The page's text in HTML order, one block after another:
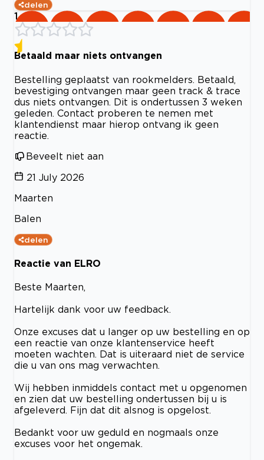
delen
1
Betaald maar niets ontvangen
Bestelling geplaatst van rookmelders. Betaald,
bevestiging ontvangen maar geen track & trace
dus niets ontvangen. Dit is ondertussen 3 weken
geleden. Contact proberen te nemen met
klantendienst maar hierop ontvang ik geen
reactie.
Beveelt niet aan
21 July 2026
Maarten
Balen
delen
Reactie van ELRO
Beste Maarten,
Hartelijk dank voor uw feedback.
Onze excuses dat u langer op uw bestelling en op
een reactie van onze klantenservice heeft
moeten wachten. Dat is uiteraard niet de service
die u van ons mag verwachten.
Wij hebben inmiddels contact met u opgenomen
en zien dat uw bestelling ondertussen bij u is
afgeleverd. Fijn dat dit alsnog is opgelost.
Bedankt voor uw geduld en nogmaals onze
excuses voor het ongemak.